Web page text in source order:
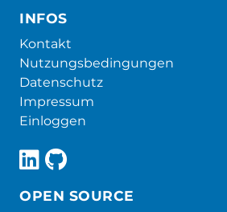
INFOS
Kontakt
Nutzungsbedingungen
Datenschutz
Impressum
Einloggen
OPEN SOURCE